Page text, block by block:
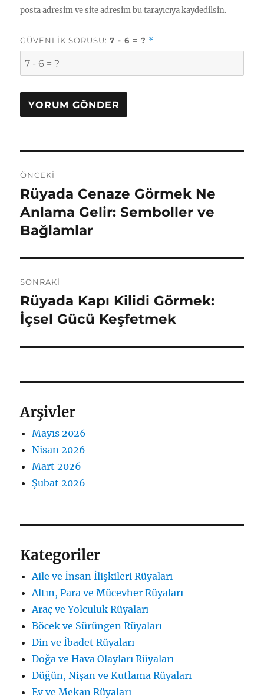
posta adresim ve site adresim bu tarayıcıya kaydedilsin.
GÜVENLIK SORUSU:7 - 6 = ? *
gezinmesi
ÖNCEKI
Önceki
yazı:
Rüyada Cenaze Görmek Ne
Anlama Gelir: Semboller ve
Bağlamlar
SONRAKI
Sonraki
yazı:
Rüyada Kapı Kilidi Görmek:
İçsel Gücü Keşfetmek
Arşivler
Mayıs 2026
Nisan 2026
Mart 2026
Şubat 2026
Kategoriler
Aile ve İnsan İlişkileri Rüyaları
Altın, Para ve Mücevher Rüyaları
Araç ve Yolculuk Rüyaları
Böcek ve Sürüngen Rüyaları
Din ve İbadet Rüyaları
Doğa ve Hava Olayları Rüyaları
Düğün, Nişan ve Kutlama Rüyaları
Ev ve Mekan Rüyaları